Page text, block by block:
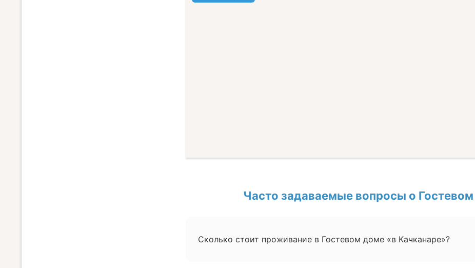
Часто задаваемые вопросы о
Сколько стоит проживание в Гостевом доме «в Качканаре»?